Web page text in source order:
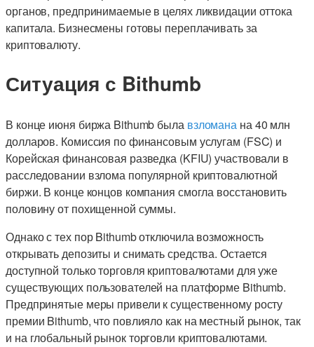
органов, предпринимаемые в целях ликвидации оттока
капитала. Бизнесмены готовы переплачивать за
криптовалюту.
Ситуация с Bithumb
В конце июня биржа Bithumb была взломана на 40 млн
долларов. Комиссия по финансовым услугам (FSC) и
Корейская финансовая разведка (KFIU) участвовали в
расследовании взлома популярной криптовалютной
биржи. В конце концов компания смогла восстановить
половину от похищенной суммы.
Однако с тех пор Bithumb отключила возможность
открывать депозиты и снимать средства. Остается
доступной только торговля криптовалютами для уже
существующих пользователей на платформе Bithumb.
Предпринятые меры привели к существенному росту
премии Bithumb, что повлияло как на местный рынок, так
и на глобальный рынок торговли криптовалютами.